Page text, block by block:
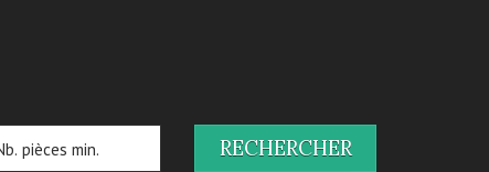
RECHERCHER